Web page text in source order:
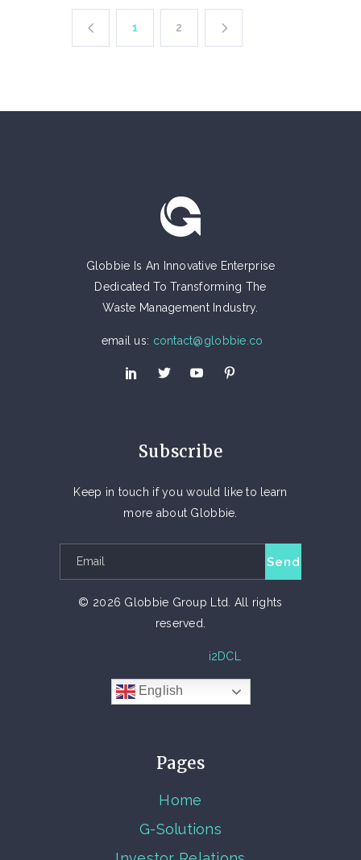
1 2
Globbie Is An Innovative Enterprise
Dedicated To Transforming The
Waste Management Industry.
email us: contact@globbie.co
Subscribe
Keep in touch if you would like to learn
more about Globbie.
© 2026 Globbie Group Ltd. All rights
reserved.
i2DCL
English
Pages
Home
G-Solutions